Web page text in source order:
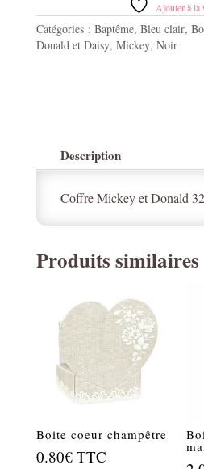
et
Donald
32x16x30cm
Ajouter à la
Catégories : Baptême, Bleu clair,
Donald et Daisy, Mickey, Noir
Description
Coffre Mickey et Donald
Produits similaires
Boite coeur champêtre
0.80€ TTC